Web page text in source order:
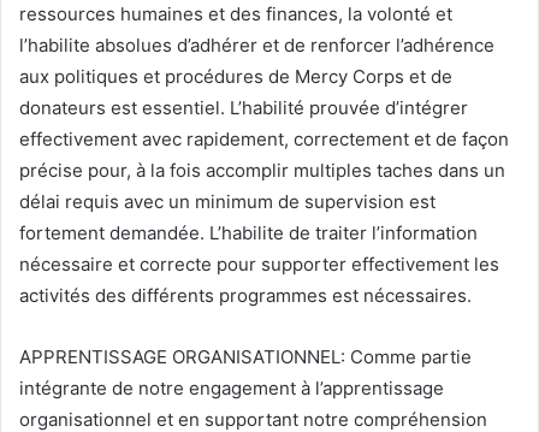
ressources humaines et des finances, la volonté et
l’habilite absolues d’adhérer et de renforcer l’adhérence
aux politiques et procédures de Mercy Corps et de
donateurs est essentiel. L’habilité prouvée d’intégrer
effectivement avec rapidement, correctement et de façon
précise pour, à la fois accomplir multiples taches dans un
délai requis avec un minimum de supervision est
fortement demandée. L’habilite de traiter l’information
nécessaire et correcte pour supporter effectivement les
activités des différents programmes est nécessaires.
APPRENTISSAGE ORGANISATIONNEL: Comme partie
intégrante de notre engagement à l’apprentissage
organisationnel et en supportant notre compréhension